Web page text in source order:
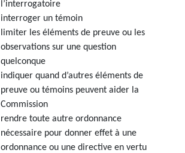
l’interrogatoire
interroger un témoin
limiter les éléments de preuve ou les
observations sur une question
quelconque
indiquer quand d’autres éléments de
preuve ou témoins peuvent aider la
Commission
rendre toute autre ordonnance
nécessaire pour donner effet à une
ordonnance ou une directive en vertu